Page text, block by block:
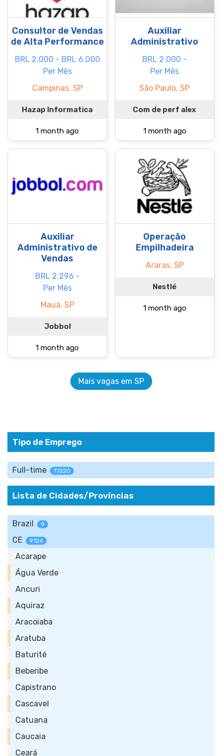
Consultor de Vendas
de Alta Performance
BRL 2.000 - BRL 6.000
Per Mês
Campinas, SP
Hazap Informatica
1 month ago
Auxiliar
Administrativo
BRL 2.000 -
Per Mês
São Paulo, SP
Com de perf alex
1 month ago
Auxiliar
Administrativo de
Vendas
BRL 2.296 -
Per Mês
Mauá, SP
Jobbol
1 month ago
Operação
Empilhadeira
Araras, SP
Nestlé
1 month ago
Mais vagas em SP
Tipo de Emprego
Full-time 77220
Lista de Cidades/Províncias
Brazil 9
CE 9124
Acarape
Água Verde
Ancuri
Aquiraz
Aracoiaba
Aratuba
Baturité
Beberibe
Capistrano
Cascavel
Catuana
Caucaia
Ceará